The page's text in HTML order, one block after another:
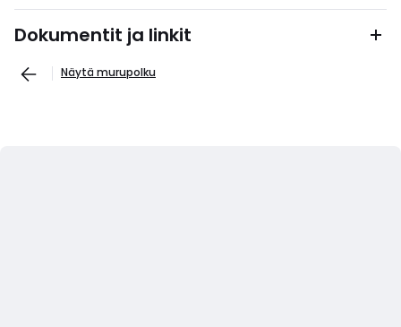
Dokumentit ja linkit
Näytä murupolku